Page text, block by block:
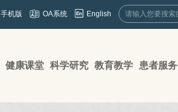
手机版 OA系统 English
健康课堂 科学研究 教育教学 患者服务